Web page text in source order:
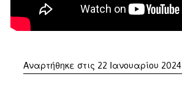
Αναρτήθηκε στις 22 Ιανουαρίου 2024